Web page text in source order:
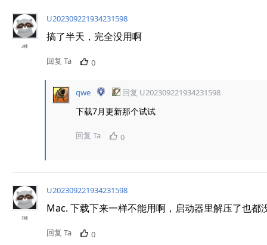
3楼
U202309221934231598
搞了半天，完全没用啊
回复 Ta 0
qwe 回复 U202309221934231598
下载7月更新那个试试
回复 Ta 0
2楼
U202309221934231598
Mac. 下载下来一样不能用啊，启动器里解压了也都
回复 Ta 0